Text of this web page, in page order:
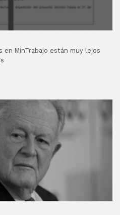
en MinTrabajo están muy lejos